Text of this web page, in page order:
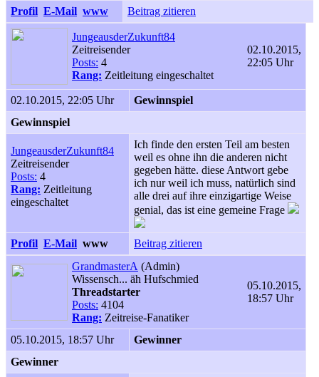
Profil E-Mail www Beitrag zitieren
JungeausderZukunft84
Zeitreisender
Posts: 4
Rang: Zeitleitung eingeschaltet
02.10.2015,
22:05 Uhr
02.10.2015, 22:05 Uhr
Gewinnspiel
Gewinnspiel
JungeausderZukunft84
Zeitreisender
Posts: 4
Rang: Zeitleitung
eingeschaltet
Ich finde den ersten Teil am besten
weil es ohne ihn die anderen nicht
gegeben hätte. diese Antwort gebe
ich nur weil ich muss, natürlich sind
alle drei auf ihre einzigartige Weise
genial, das ist eine gemeine Frage
Profil E-Mail www
Beitrag zitieren
GrandmasterA (Admin)
Wissensch... äh Hufschmied
Threadstarter
Posts: 4104
Rang: Zeitreise-Fanatiker
05.10.2015,
18:57 Uhr
05.10.2015, 18:57 Uhr
Gewinner
Gewinner